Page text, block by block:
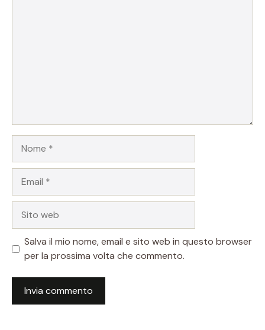
web
Salva il mio nome, email e sito web in questo browser
per la prossima volta che commento.